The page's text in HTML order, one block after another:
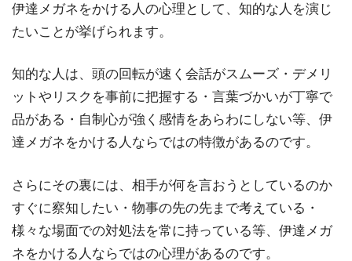
伊達メガネをかける人の心理として、知的な人を演じ
たいことが挙げられます。
知的な人は、頭の回転が速く会話がスムーズ・デメリ
ットやリスクを事前に把握する・言葉づかいが丁寧で
品がある・自制心が強く感情をあらわにしない等、伊
達メガネをかける人ならではの特徴があるのです。
さらにその裏には、相手が何を言おうとしているのか
すぐに察知したい・物事の先の先まで考えている・
様々な場面での対処法を常に持っている等、伊達メガ
ネをかける人ならではの心理があるのです。